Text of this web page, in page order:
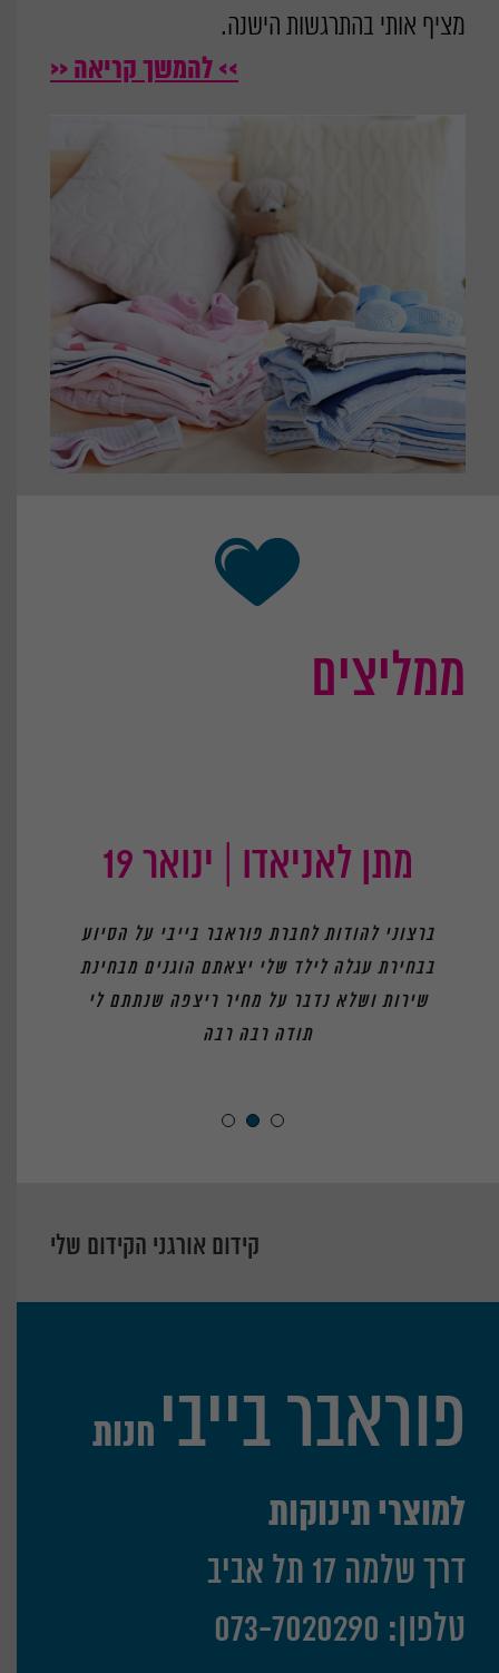
מציף אותי בהתרגשות הישנה.
>> להמשך קריאה <<
ממליצים
מתן לאניאדו | ינואר 19
ברצוני להודות לחברת פוראבר בייבי על הסיוע
בבחירת עגלה לילד שלי יצאתם הוגנים מבחינת
שירות ושלא נדבר על מחיר ריצפה שנתתם לי
תודה רבה רבה
קידום אורגני הקידום שלי
פוראבר בייבי חנות
למוצרי תינוקות
דרך שלמה 17 תל אביב
טלפון: 073-7020290